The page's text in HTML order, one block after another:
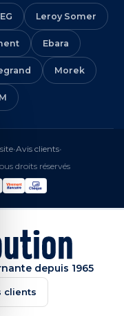
Leroy Somer
Ebara
Morek
•Avis clients•
droits réservés
depuis 1965
clients